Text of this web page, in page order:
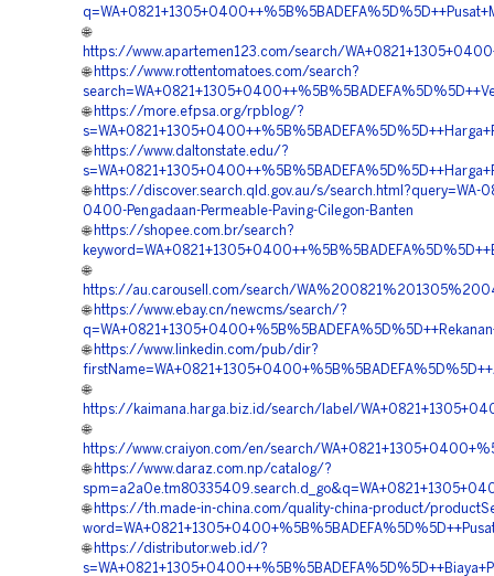
🌐
https://www.apartemen123.com/search/
🌐 https://www.rottentomatoes.com/search?
🌐 https://more.efpsa.org/rpblog/?
🌐 https://www.daltonstate.edu/?
🌐 https://discover.search.qld.gov.au/s/search.html?query=WA-
0400-Pengadaan-Permeable-Paving-Cilegon-Banten
🌐 https://shopee.com.br/search?
🌐
https://au.carousell.com/search/
🌐 https://www.ebay.cn/newcms/search/?
🌐 https://www.linkedin.com/pub/dir?
🌐
https://kaimana.harga.biz.id/search/label/
🌐
https://www.craiyon.com/en/search/
🌐 https://www.daraz.com.np/catalog/?
🌐 https://th.made-in-china.com/quality-china-product/
🌐 https://distributor.web.id/?